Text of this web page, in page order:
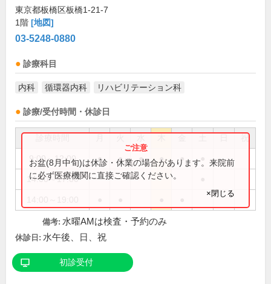
東京都板橋区板橋1-21-7
1階 [地図]
03-5248-0880
診療科目
内科 循環器内科 リハビリテーション科
診療/受付時間・休診日
祝
9:00～12:00 ● ● ● ● ●
14:00～17:00
お盆(8月中旬)は休診・休業の場合があります。来院前
に必ず医療機関に直接ご確認ください。
×閉じる
備考: 水曜AMは検査・予約のみ
休診日: 水午後、日、祝
初診受付